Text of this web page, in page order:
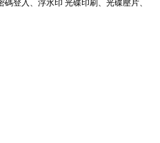
登入、浮水印 光碟印刷、光碟壓片、